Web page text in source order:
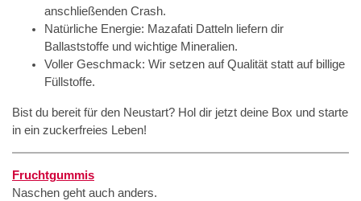
anschließenden Crash.
Natürliche Energie: Mazafati Datteln liefern dir
Ballaststoffe und wichtige Mineralien.
Voller Geschmack: Wir setzen auf Qualität statt auf billige
Füllstoffe.
Bist du bereit für den Neustart? Hol dir jetzt deine Box und starte
in ein zuckerfreies Leben!
Fruchtgummis
Naschen geht auch anders.